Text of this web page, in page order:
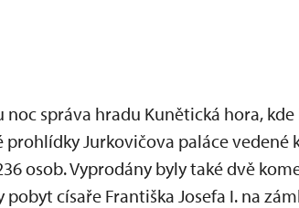
správa hradu Kunětická hora,
Jurkovičova paláce vedené
osob. Vyprodány byly také dvě
císaře Františka Josefa I. na